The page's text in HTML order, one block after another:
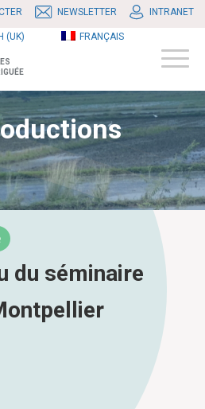
NEWSLETTER INTRANET
(UK) FRANÇAIS
du séminaire